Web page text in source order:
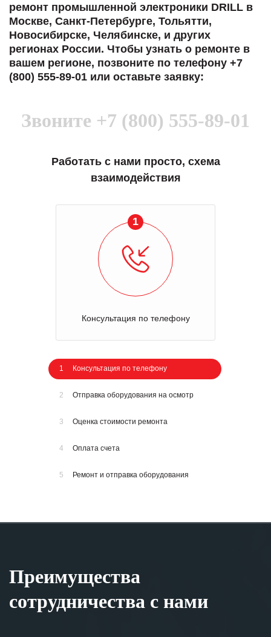
ремонт промышленной электроники DRILL в
Москве, Санкт-Петербурге, Тольятти,
Новосибирске, Челябинске, и других
регионах России. Чтобы узнать о ремонте в
вашем регионе, позвоните по телефону +7
(800) 555-89-01 или оставьте заявку:
Звоните +7 (800) 555-89-01
Работать с нами просто, схема
взаимодействия
1
Консультация по телефону
1 Консультация по телефону
2 Отправка оборудования на осмотр
3 Оценка стоимости ремонта
4 Оплата счета
5 Ремонт и отправка оборудования
Преимущества
сотрудничества с нами